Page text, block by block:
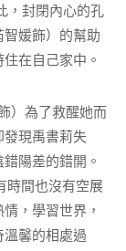
，封閉內心的孔
媛飾）的幫助
在自己家中。
）為了救醒她而
現禹書莉失
陽差的錯開。
時間也沒有空展
，學習世界，
馨的相處過